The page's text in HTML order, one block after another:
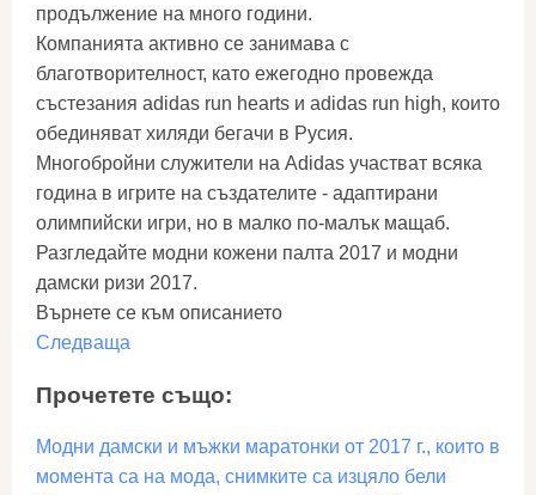
продължение на много години.
Компанията активно се занимава с
благотворителност, като ежегодно провежда
състезания adidas run hearts и adidas run high, които
обединяват хиляди бегачи в Русия.
Многобройни служители на Adidas участват всяка
година в игрите на създателите - адаптирани
олимпийски игри, но в малко по-малък мащаб.
Разгледайте модни кожени палта 2017 и модни
дамски ризи 2017.
Върнете се към описанието
Следваща
Прочетете също:
Модни дамски и мъжки маратонки от 2017 г., които в
момента са на мода, снимките са изцяло бели